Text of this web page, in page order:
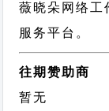
薇晓朵网络工
服务平台。
往期赞助商
暂无